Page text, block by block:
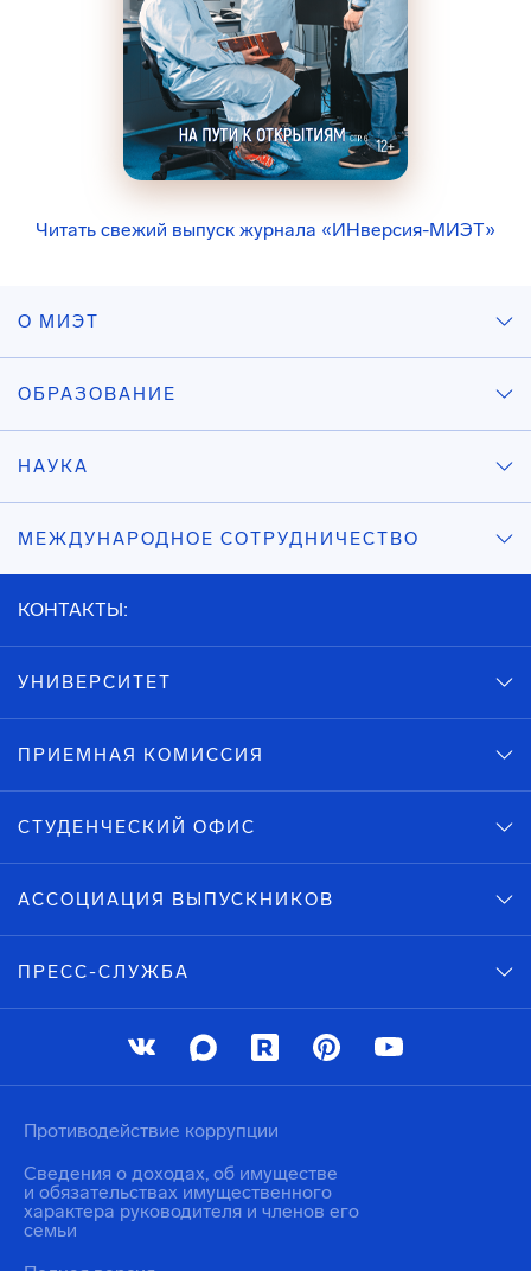
Читать свежий выпуск журнала «ИНверсия-МИЭТ»
О МИЭТ
ОБРАЗОВАНИЕ
НАУКА
МЕЖДУНАРОДНОЕ СОТРУДНИЧЕСТВО
КОНТАКТЫ:
УНИВЕРСИТЕТ
ПРИЕМНАЯ КОМИССИЯ
СТУДЕНЧЕСКИЙ ОФИС
АССОЦИАЦИЯ ВЫПУСКНИКОВ
ПРЕСС-СЛУЖБА
Противодействие коррупции
Сведения о доходах, об имуществе
и обязательствах имущественного
характера руководителя и членов его
семьи